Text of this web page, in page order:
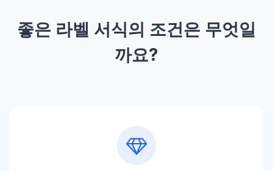
좋은 라벨 서식의 조건은 무엇일
까요?